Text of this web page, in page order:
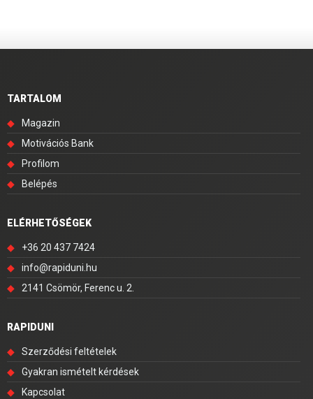
TARTALOM
◆
Magazin
◆
Motivációs Bank
◆
Profilom
◆
Belépés
ELÉRHETŐSÉGEK
◆
+36 20 437 7424
◆
info@rapiduni.hu
◆
2141 Csömör, Ferenc u. 2.
RAPIDUNI
◆
Szerződési feltételek
◆
Gyakran ismételt kérdések
◆
Kapcsolat